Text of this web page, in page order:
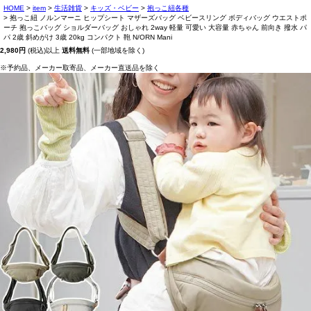
HOME item 生活雑貨 キッズ・ベビー
抱っこ紐各種
抱っこ紐 ノルンマーニ ヒップシート マザーズバッグ ベビースリング ボディバッグ ウエストポ
ーチ 抱っこバッグ ショルダーバッグ おしゃれ 2way 軽量 可愛い 大容量 赤ちゃん 前向き 撥水 パ
パ 2歳 斜めがけ 3歳 20kg コンパクト 鞄 N/ORN Mani
2,980円 (税込)以上 送料無料 (一部地域を除く)
※予約品、メーカー取寄品、メーカー直送品を除く